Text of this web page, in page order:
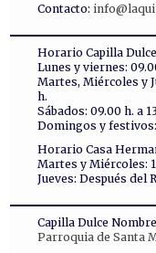
Contacto:
Horario Capilla
Lunes y viernes:
Martes, Miércoles y
h.
Sábados: 09.00 h. a
Domingos y
Horario Casa
Martes y Miércoles:
Jueves: Después del
Capilla Dulce
Parroquia de Santa